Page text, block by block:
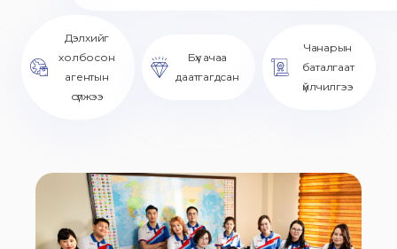
Дэлхийг
холбосон
агентын
сүлжээ
Бүх ачаа
даатгагдсан
Чанарын
баталгаат
үйлчилгээ